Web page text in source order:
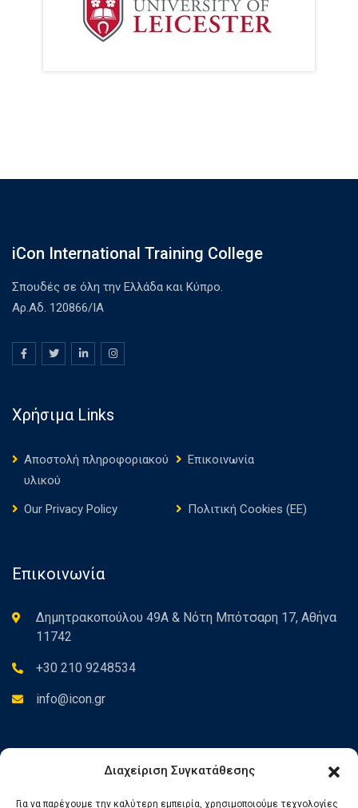
Διαχείριση Συγκατάθεσης
Για να παρέχουμε την καλύτερη εμπειρία, χρησιμοποιούμε τεχνολογίες
iCon International Training College
Σπουδές σε όλη την Ελλάδα και Κύπρο.
Αρ.Αδ. 120866/ΙΑ
Χρήσιμα Links
Αποστολή πληροφοριακού
υλικού
Επικοινωνία
Our Privacy Policy Πολιτική Cookies (ΕΕ)
Επικοινωνία
Δημητρακοπούλου 49Α & Νότη Μπότσαρη 17, Αθήνα
11742
+30 210 9248534
info@icon.gr